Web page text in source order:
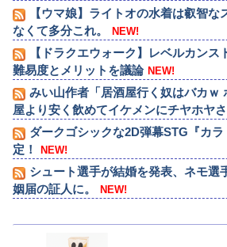
【ウマ娘】ライトオの水着は叡智な
なくて多分これ。
NEW!
【ドラクエウォーク】レベルカン
難易度とメリットを議論 NEW!
みい山作者「居酒屋行く奴はバカｗ
屋より安く飲めてイケメンにチヤホヤさ
ダークゴシックな2D弾幕STG『カ
定！
NEW!
シュート選手が結婚を発表、ネモ選
姻届の証人に。
NEW!